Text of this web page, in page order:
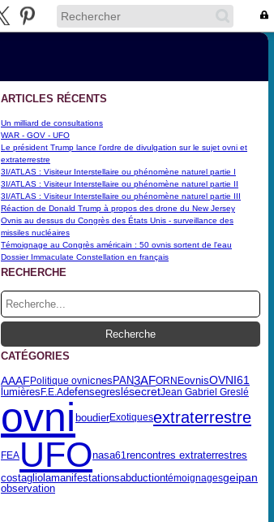
ARTICLES RÉCENTS
Un milliard de consultations
WAR - GOV - UFO
Le président Trump lance l'ordre de divulgation sur le sujet ovni et
extraterrestre
3I/ATLAS : Visiteur Interstellaire ou phénomène naturel partie I
3I/ATLAS : Visiteur Interstellaire ou phénomène naturel partie II
3I/ATLAS : Visiteur Interstellaire ou phénomène naturel partie III
Réaction de Donald Trump à propos des drone du New Jersey
Ovnis au dessus du Congrès des États Unis - surveillance des
missiles nucléaires
Témoignage au Congrès américain : 50 ovnis sortent de l'eau
Dossier Immaculate Constellation en français
RECHERCHE
CATÉGORIES
AAAFPolitique ovnicnes PAN3AFORNEovnisOVNI61
lumièresF.E.AdefensegreslésecretJean Gabriel Greslé
ovni boudierExotiquesextraterrestre
FEA UFOnasa61 rencontres extraterrestres
costagliolamanifestationsabductiontémoignagesgeipan
observation